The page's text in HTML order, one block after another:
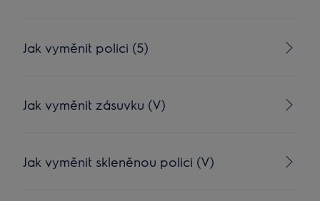
Jak vyměnit polici (5)
Jak vyměnit zásuvku (V)
Jak vyměnit skleněnou polici (V)